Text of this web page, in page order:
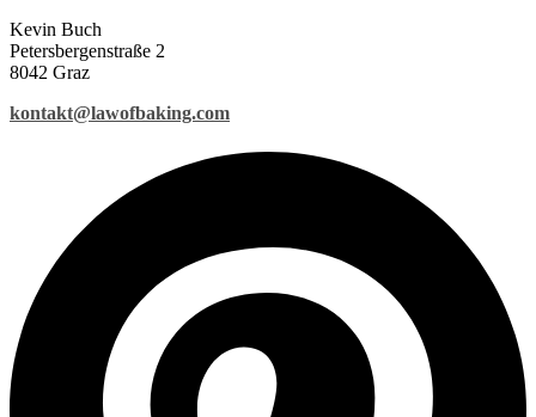
Kevin Buch
Petersbergenstraße 2
8042 Graz
kontakt@lawofbaking.com